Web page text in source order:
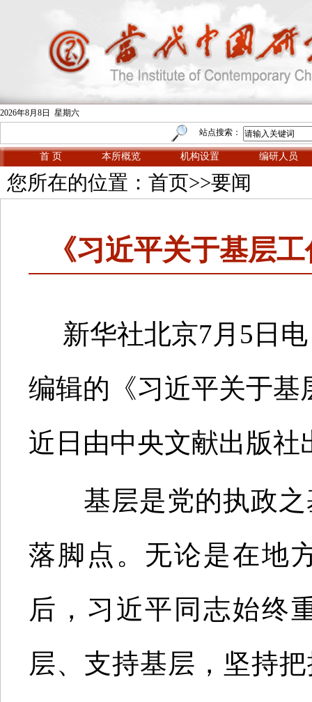
2026年8月8日 星期六
站点搜索：
首 页 本所概览 机构设置 编研人员
您所在的位置： 首页>>要闻
《习近平关于基层
新华社北京7月5日
编辑的《习近平关于
近日由中央文献出版社
基层是党的执政之
落脚点。无论是在地
后，习近平同志始终
层、支持基层，坚持